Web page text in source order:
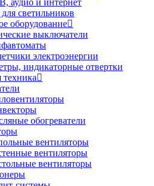
светильников
оборудование
выключатели
электроэнергии
индикаторные отвертки
техника
обогреватели
вентиляторы
вентиляторы
вентиляторы